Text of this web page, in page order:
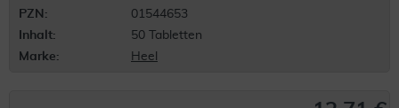
PZN:
01544653
Inhalt:
50 Tabletten
Marke:
Heel